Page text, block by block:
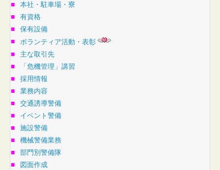
■
本社・駐車場・寮
■
有資格
■
保有設備
■
ボランティア活動・表彰
■
主な取引先
■
「危機管理」講習
■
採用情報
■
業務内容
■
交通誘導警備
■
イベント警備
■
施設警備
■
機械警備業務
■
部門別警備隊
■
図面作成